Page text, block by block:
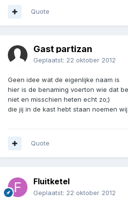
Quote
Gast partizan
Geplaatst: 22 oktober 2012
Geen idee wat de eigenlijke naam is
hier is de benaming voerton wie dat
niet en misschien heten echt zo;)
die jij in de kast hebt staan noemen
Quote
Fluitketel
Geplaatst: 22 oktober 2012